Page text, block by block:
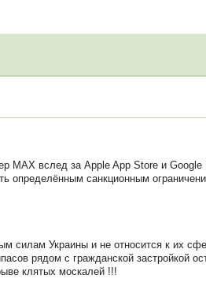
вслед за Apple App Store и Google
определённым санкционным
силам Украины и не относится к их
рядом с гражданской застройкой
клятых москалей !!!